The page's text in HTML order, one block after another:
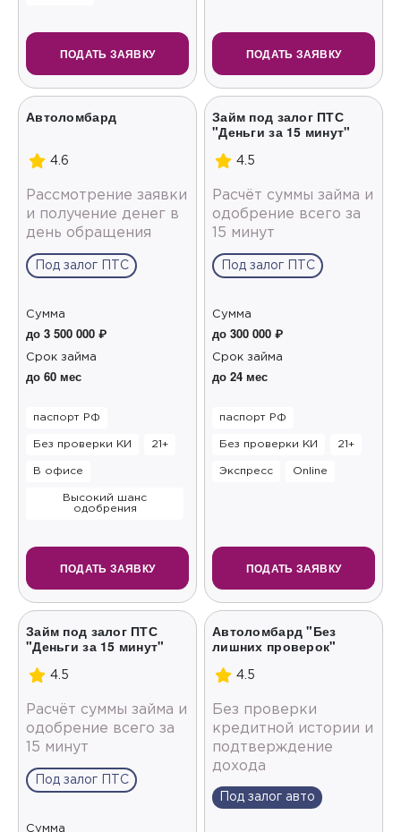
ПОДАТЬ ЗАЯВКУ ПОДАТЬ ЗАЯВКУ
Автоломбард
4.6
Рассмотрение заявки
и получение денег в
день обращения
Под залог ПТС
Сумма
до 3 500 000 ₽
Срок займа
до 60 мес
паспорт РФ
Без проверки КИ 21+
В офисе
Высокий шанс
одобрения
ПОДАТЬ ЗАЯВКУ
Займ под залог ПТС
"Деньги за 15 минут"
4.5
Расчёт суммы займа и
одобрение всего за
15 минут
Под залог ПТС
Сумма
до 300 000 ₽
Срок займа
до 24 мес
паспорт РФ
Без проверки КИ 21+
Экспресс Online
ПОДАТЬ ЗАЯВКУ
Займ под залог ПТС
"Деньги за 15 минут"
4.5
Расчёт суммы займа и
одобрение всего за
15 минут
Под залог ПТС
Сумма
Автоломбард "Без
лишних проверок"
4.5
Без проверки
кредитной истории и
подтверждение
дохода
Под залог авто